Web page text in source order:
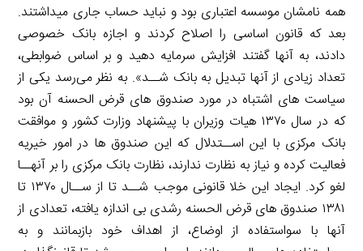
همه نامشان موسسه اعتباری بود و نباید حساب جاری میداشتند.
بعد که قانون اساسی را اصلاح کردند و اجازه بانک خصوصی
دادند، به آنها گفتند افزایش سرمایه دهید و بر اساس ضوابطی،
تعداد زیادی از آنها تبدیل به بانک شــد». به نظر می‌رسد یکی از
سیاست های اشتباه در مورد صندوق های قرض الحسنه آن بود
که در سال ۱۳۷۰ هیات وزیران با پیشنهاد وزارت کشور و موافقت
بانک مرکزی با این اســتدلال که این صندوق ها در امور خیریه
فعالیت کرده و نیاز به نظارت ندارند، نظارت بانک مرکزی را بر آنهــا
لغو کرد. ایجاد این خلا قانونی موجب شــد تا از ســال ۱۳۷۰ تا
۱۳۸۱ صندوق های قرض الحسنه رشدی بی اندازه یافته، تعدادی از
آنها با سواستفاده از اوضاع، از اهداف خود بازبمانند و به